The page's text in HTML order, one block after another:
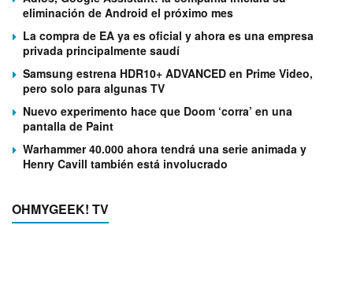
eliminación de Android el próximo mes
La compra de EA ya es oficial y ahora es una empresa
privada principalmente saudí
Samsung estrena HDR10+ ADVANCED en Prime Video,
pero solo para algunas TV
Nuevo experimento hace que Doom ‘corra’ en una
pantalla de Paint
Warhammer 40.000 ahora tendrá una serie animada y
Henry Cavill también está involucrado
OHMYGEEK! TV